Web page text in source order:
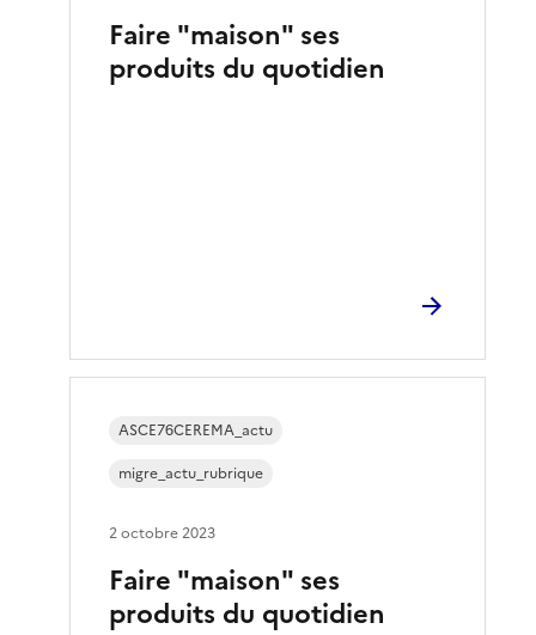
Faire "maison" ses
produits du quotidien
Faire "maison" ses
produits du quotidien
ASCE76CEREMA_actu
migre_actu_rubrique
2 octobre 2023